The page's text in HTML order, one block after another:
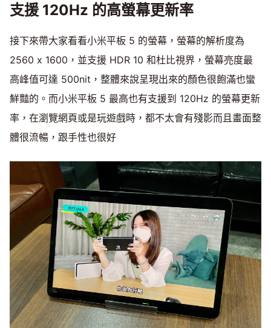
支援 120Hz 的高螢幕更新率
接下來帶大家看看小米平板 5 的螢幕，螢幕的解析度為
2560 x 1600，並支援 HDR 10 和杜比視界，螢幕亮度最
高峰值可達 500nit，整體來說呈現出來的顏色很飽滿也蠻
鮮豔的。而小米平板 5 最高也有支援到 120Hz 的螢幕更新
率，在瀏覽網頁或是玩遊戲時，都不太會有殘影而且畫面整
體很流暢，跟手性也很好